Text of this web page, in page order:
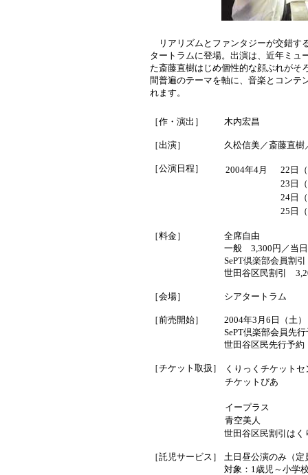
リアリズムとファンタジーが交錯す
タートラムに登場。出演は、近年ミュ
た斎藤直樹はじめ個性的な顔ぶれが
間普遍のテーマを軸に、音楽とコンテ
れます。
［作・演出］ 木内宏昌
［出演］ 久松信美／斎藤直
［公演日程］ 2004年4月
22日
23日
24日
25日
［料金］
全席自由
一般 3,300円／当日
SePT倶楽部会員割
世田谷区民割引
［会場］ シアタートラム
［前売開始］
2004年3月6日（土
SePT倶楽部会員先
世田谷区民先行予
［チケット取扱］
くりっくチケットセ
チケットぴあ
イープラス
青空美人
世田谷区民割引はく
［託児サービス］
土日昼公演のみ（定
対象：1歳児～小学